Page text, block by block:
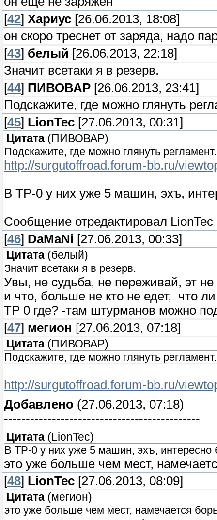
[42] Хариус [26.06.2013, 18:08]
он скоро треснет от заряда, надо
[43] белый [26.06.2013, 22:18]
Значит всетаки я в резерв.
[44] ПИВОВАР [26.06.2013, 23:41]
Подскажите, где можно глянуть
[45] LionTec [27.06.2013, 00:31]
Цитата ( ПИВОВАР)
Подскажите, где можно глянуть
http://surgutoffroad.forum-bb.ru/
В ТР-0 у них уже 5 машин, эхъ,
Сообщение отредактировал LionTec
[46] DaMaNi [27.06.2013, 00:33]
Цитата (белый)
Значит всетаки я в резерв.
Увы, не судьба, не переживай, эт
и что, больше не кто не едет, что
ТР 0 где? -там штурманов можно
[47] мегион [27.06.2013, 07:18]
Цитата ( ПИВОВАР)
Подскажите, где можно глянуть
http://surgutoffroad.forum-bb.ru/
Добавлено (27.06.2013, 07:18)
---------------------------------------------
Цитата (LionTec)
В ТР-0 у них уже 5 машин, эхъ, интересно
это уже больше чем мест,
[48] LionTec [27.06.2013, 08:09]
Цитата (мегион)
это уже больше чем мест, намечается